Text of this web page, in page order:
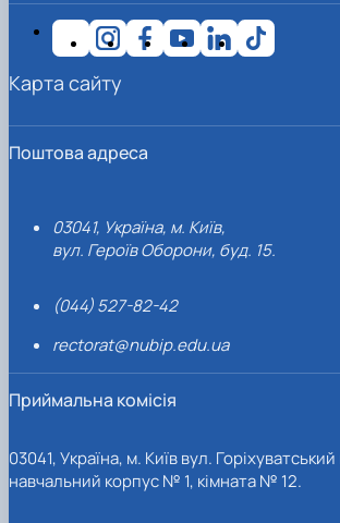
Поштова адреса
03041, Україна, м. Київ,
вул. Героїв Оборони, буд. 15.
(044) 527-82-42
rectorat@nubip.edu.ua
Приймальна комісія
03041, Україна, м. Київ вул.
навчальний корпус № 1, кімната № 12.
Карта сайту